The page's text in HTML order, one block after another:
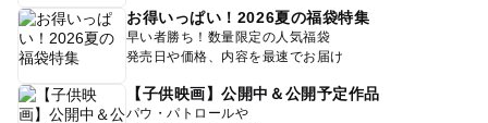
お得いっぱい！2026夏の福袋特集
早い者勝ち！数量限定の人気福袋
発売日や価格、内容を最速でお届け
【子供映画】公開中＆公開予定作品
パウ・パトロールや